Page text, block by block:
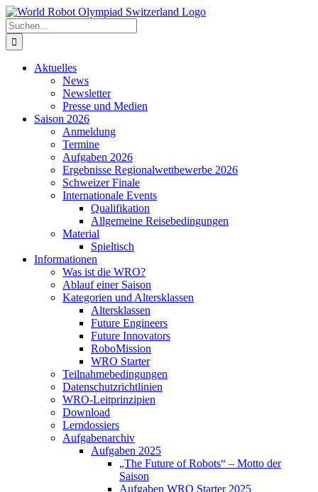
Zum
Inhalt
springen
Suche
nach:
Aktuelles
News
Newsletter
Presse und Medien
Saison 2026
Anmeldung
Termine
Aufgaben 2026
Ergebnisse Regionalwettbewerbe 2026
Schweizer Finale
Internationale Events
Qualifikation
Allgemeine Reisebedingungen
Material
Spieltisch
Informationen
Was ist die WRO?
Ablauf einer Saison
Kategorien und Altersklassen
Altersklassen
Future Engineers
Future Innovators
RoboMission
WRO Starter
Teilnahmebedingungen
Datenschutzrichtlinien
WRO-Leitprinzipien
Download
Lerndossiers
Aufgabenarchiv
Aufgaben 2025
„The Future of Robots“ – Motto der
Saison
Aufgaben WRO Starter 2025